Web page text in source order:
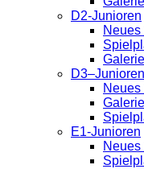
D2-Junioren
Neues
D3–Junioren
Neues
E1-Junioren
Neues